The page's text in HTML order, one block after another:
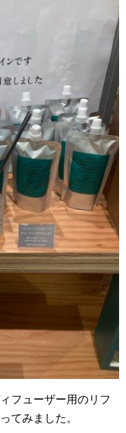
フューザー用のリフ
てみました。